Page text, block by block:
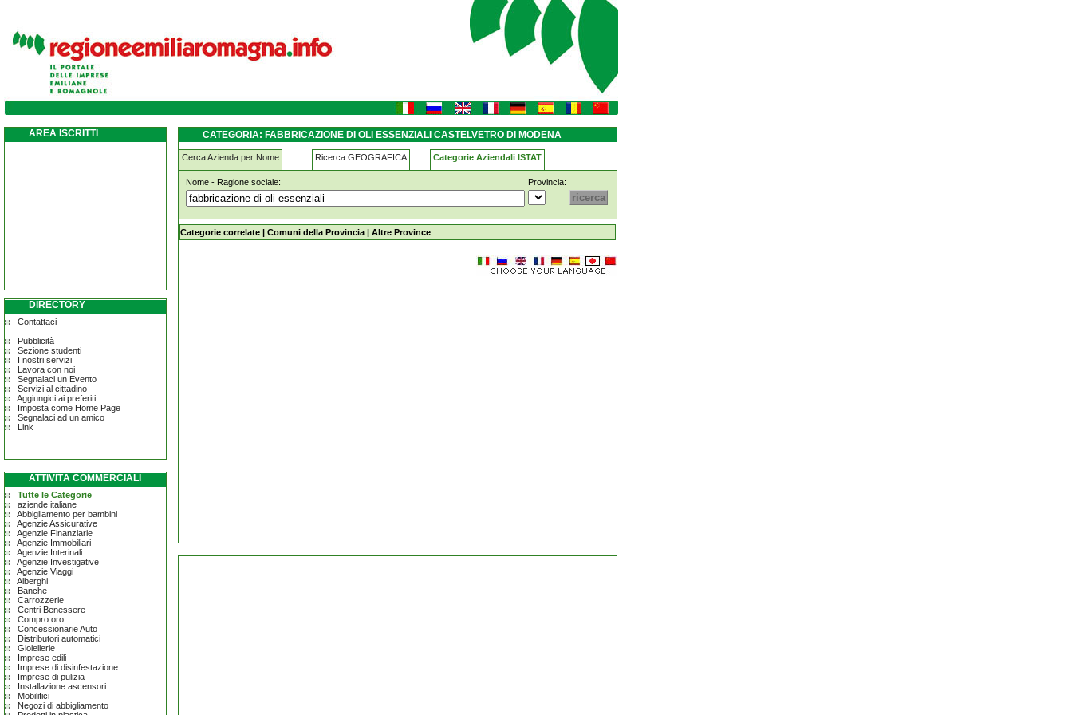
fabbricazione-di-oli-essenziali castelvetro-di-modena
AREA ISCRITTI
DIRECTORY
Contattaci
Pubblicità
Sezione studenti
I nostri servizi
Lavora con noi
Segnalaci un Evento
Servizi al cittadino
Aggiungici ai preferiti
Imposta come Home Page
Segnalaci ad un amico
Link
ATTIVITÀ COMMERCIALI
Tutte le Categorie
aziende italiane
Abbigliamento per bambini
Agenzie Assicurative
Agenzie Finanziarie
Agenzie Immobiliari
Agenzie Interinali
Agenzie Investigative
Agenzie Viaggi
Alberghi
Banche
Carrozzerie
Centri Benessere
Compro oro
Concessionarie Auto
Distributori automatici
Gioiellerie
Imprese edili
Imprese di disinfestazione
Imprese di pulizia
Installazione ascensori
Mobilifici
Negozi di abbigliamento
CATEGORIA: FABBRICAZIONE DI OLI ESSENZIALI CASTELVETRO DI MODENA
Cerca Azienda per Nome Ricerca GEOGRAFICA Categorie Aziendali ISTAT
Nome - Ragione sociale: Provincia:
fabbricazione-di-oli-essenziali castelvetro-di-modena
Categorie correlate | Comuni della Provincia | Altre Province